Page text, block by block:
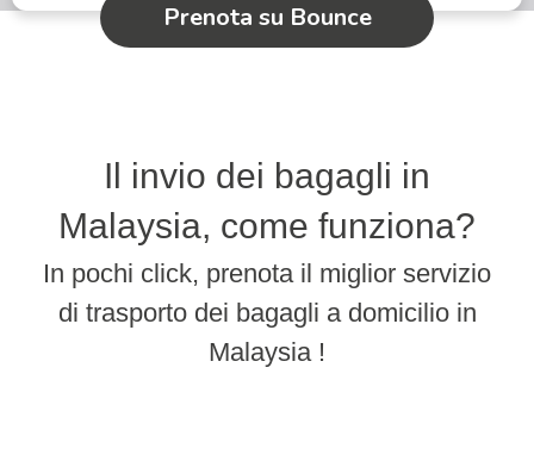
Prenota su Bounce
Il invio dei bagagli in
Malaysia, come funziona?
In pochi click, prenota il miglior servizio
di trasporto dei bagagli a domicilio in
Malaysia !